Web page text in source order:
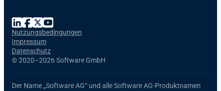
©2020–2026 Software GmbH
Nutzungsbedingungen
Impressum
Datenschutz
Der Name „Software AG“ und alleSoftware AG-Produktnamen